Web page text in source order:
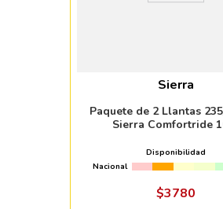
Sierra
Paquete de 2 Llantas
Sierra Comfortride
Disponibilidad
Nacional
$3780